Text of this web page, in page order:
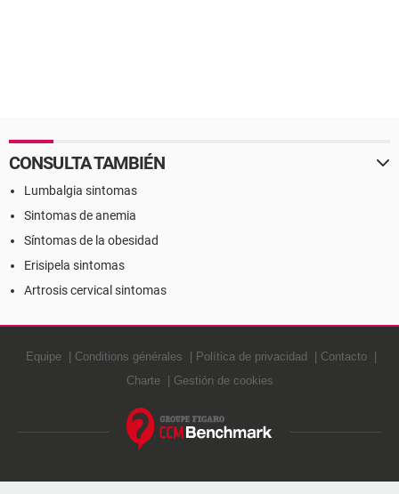
CONSULTA TAMBIÉN
Lumbalgia sintomas
Sintomas de anemia
Síntomas de la obesidad
Erisipela sintomas
Artrosis cervical sintomas
Equipe Conditions générales Política de privacidad
Contacto
Charte
Gestión de cookies